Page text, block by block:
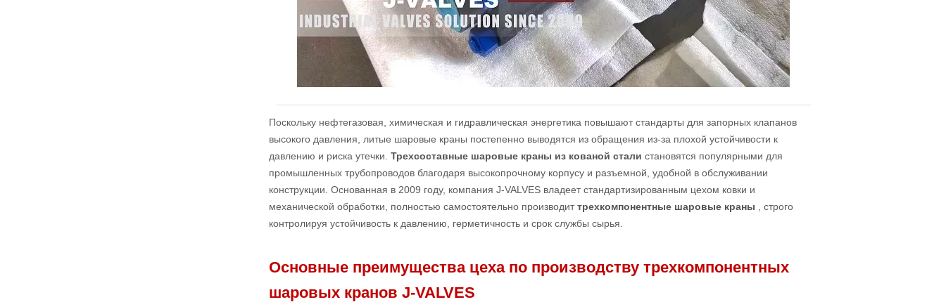
Поскольку нефтегазовая, химическая и гидравлическая энергетика повышают стандарты для запорных клапанов
высокого давления, литые шаровые краны постепенно выводятся из обращения из-за плохой устойчивости к
давлению и риска утечки. Трехсоставные шаровые краны из кованой стали становятся популярными для
промышленных трубопроводов благодаря высокопрочному корпусу и разъемной, удобной в обслуживании
конструкции. Основанная в 2009 году, компания J-VALVES владеет стандартизированным цехом ковки и
механической обработки, полностью самостоятельно производиттрехкомпонентные шаровые краны
, строго
контролируя устойчивость к давлению, герметичность и срок службы сырья.
Основные преимущества цеха по производству трехкомпонентных
шаровых кранов J-VALVES